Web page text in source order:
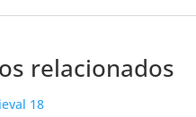
relacionados